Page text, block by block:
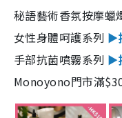
秘語藝術香氛按摩蠟
女性身體呵護系列 ►
手部抗菌噴霧系列 ►
Monoyono門市滿